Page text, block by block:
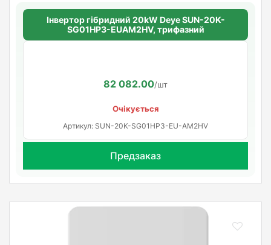
Інвертор гібридний 20kW Deye SUN-20K-
SG01HP3-EUAM2HV, трифазний
82 082.00/шт
Очікується
Артикул: SUN-20K-SG01HP3-EU-AM2HV
Предзаказ